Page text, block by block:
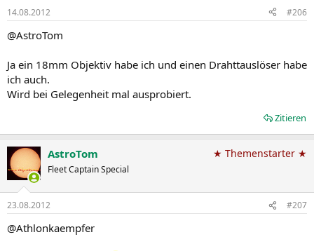
14.08.2012 #206
@AstroTom
Ja ein 18mm Objektiv habe ich und einen Drahttauslöser habe
ich auch.
Wird bei Gelegenheit mal ausprobiert.
Zitieren
AstroTom
Fleet Captain Special
★ Themenstarter ★
23.08.2012 #207
@Athlonkaempfer